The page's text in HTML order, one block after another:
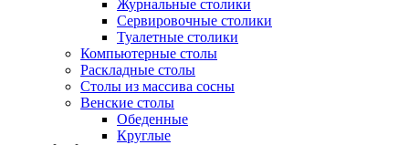
Журнальные столики
Сервировочные столики
Туалетные столики
Компьютерные столы
Раскладные столы
Столы из массива сосны
Венские столы
Обеденные
Круглые